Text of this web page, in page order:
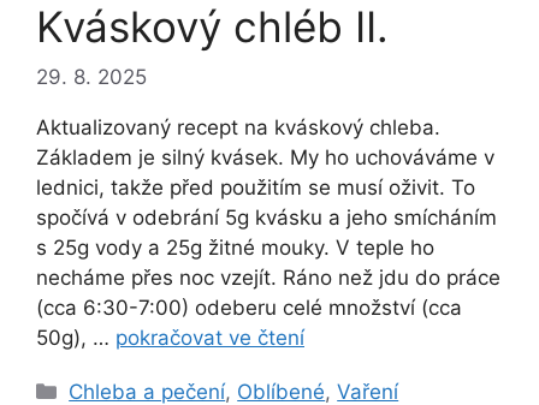
Kváskový chléb II.
29. 8. 2025
Aktualizovaný recept na kváskový chleba.
Základem je silný kvásek. My ho uchováváme v
lednici, takže před použitím se musí oživit. To
spočívá v odebrání 5g kvásku a jeho smícháním
s 25g vody a 25g žitné mouky. V teple ho
necháme přes noc vzejít. Ráno než jdu do práce
(cca 6:30-7:00) odeberu celé množství (cca
50g), … pokračovat ve čtení
Rubriky
Chleba a pečení, Oblíbené,Vaření